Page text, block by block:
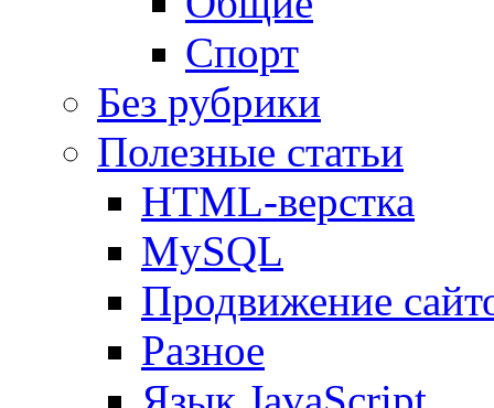
Спорт
Без рубрики
Полезные статьи
HTML-верстка
MySQL
Продвижение
Разное